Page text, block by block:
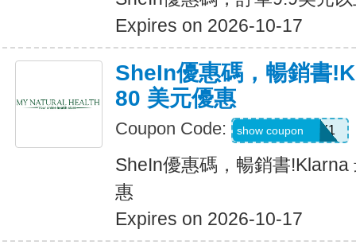
Expires on 2026-10-17
SheIn優惠碼，暢銷書
80 美元優惠
Coupon Code: KLARNAJULY1
show coupon
SheIn優惠碼，暢銷書
惠
Expires on 2026-10-17